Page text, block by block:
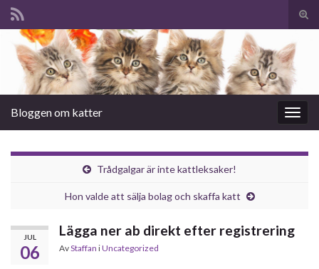
Slå
på/
Search for:
Slå
på/av
Bloggen om katter
Trådgalgar är inte kattleksaker!
Hon valde att sälja bolag och skaffa katt
JUL
06
Lägga ner ab direkt efter registrering
AvStaffan iUncategorized